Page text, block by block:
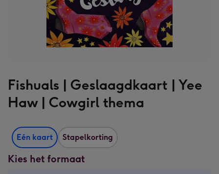
Fishuals | Geslaagdkaart | Yee
Haw | Cowgirl thema
Eén kaart Stapelkorting
Kies het formaat